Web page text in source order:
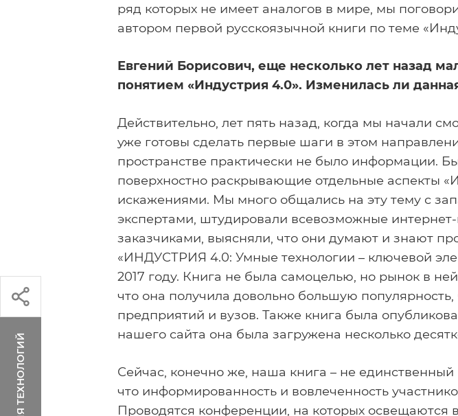
ряд которых не имеет аналогов в мире, мы
автором первой русскоязычной книги по теме
Евгений Борисович, еще несколько лет назад
понятием «Индустрия 4.0». Изменилась ли
Действительно, лет пять назад, когда мы начали
уже готовы сделать первые шаги в этом
пространстве практически не было информации.
поверхностно раскрывающие отдельные аспекты
искажениями. Мы много общались на эту тему с
экспертами, штудировали всевозможные
заказчиками, выясняли, что они думают и знают
«ИНДУСТРИЯ 4.0: Умные технологии – ключевой
2017 году. Книга не была самоцелью, но рынок в
что она получила довольно большую
предприятий и вузов. Также книга была
нашего сайта она была загружена несколько
Сейчас, конечно же, наша книга – не
что информированность и вовлеченность
Проводятся конференции, на которых освещаются